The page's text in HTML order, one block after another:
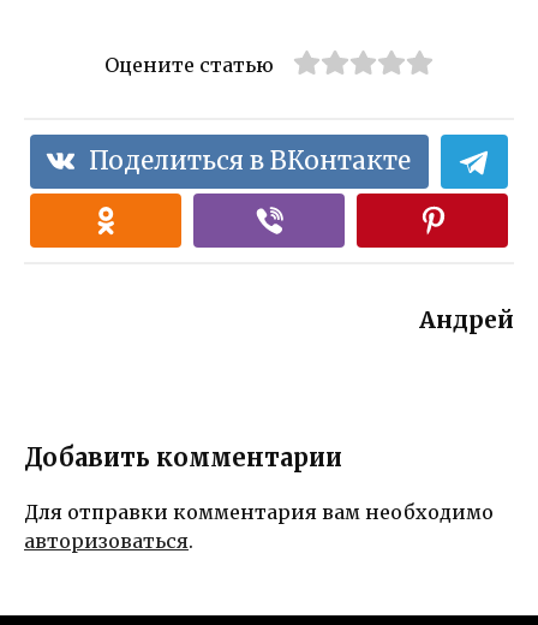
Оцените статью
Поделиться в ВКонтакте
Андрей
Добавить комментарии
Для отправки комментария вам необходимо
авторизоваться.